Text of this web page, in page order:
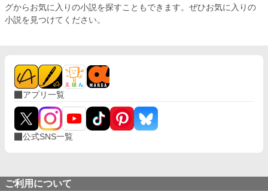
グからお気に入りの小説を探すこともできます。ぜひお気に入りの
小説を見つけてください。
アプリ一覧
公式SNS一覧
ご利用について